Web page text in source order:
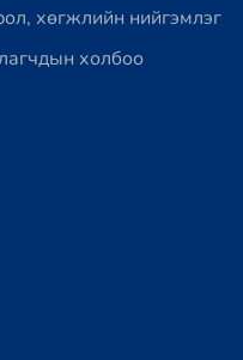
хөгжлийн нийгэмлэг
холбоо